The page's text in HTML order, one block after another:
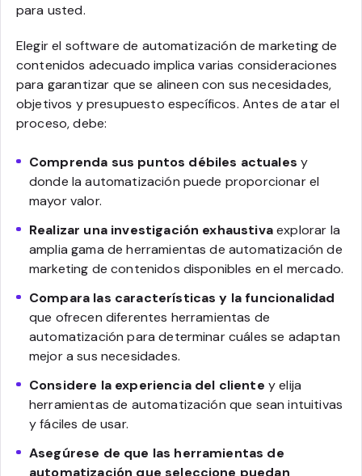
para usted.
Elegir el software de automatización de marketing de
contenidos adecuado implica varias consideraciones
para garantizar que se alineen con sus necesidades,
objetivos y presupuesto específicos. Antes de atar el
proceso, debe:
Comprenda sus puntos débiles actuales y
donde la automatización puede proporcionar el
mayor valor.
Realizar una investigación exhaustivaexplorar la
amplia gama de herramientas de automatización de
marketing de contenidos disponibles en el mercado.
Compara las características y la funcionalidad
que ofrecen diferentes herramientas de
automatización para determinar cuáles se adaptan
mejor a sus necesidades.
Considere la experiencia del cliente y elija
herramientas de automatización que sean intuitivas
y fáciles de usar.
Asegúrese de que las herramientas de
automatización que seleccione puedan